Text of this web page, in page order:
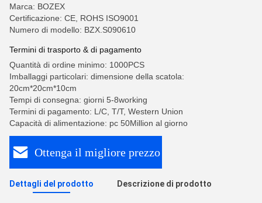
Marca: BOZEX
Certificazione: CE, ROHS ISO9001
Numero di modello: BZX.S090610
Termini di trasporto & di pagamento
Quantità di ordine minimo: 1000PCS
Imballaggi particolari: dimensione della scatola:
20cm*20cm*10cm
Tempi di consegna: giorni 5-8working
Termini di pagamento: L/C, T/T, Western Union
Capacità di alimentazione: pc 50Million al giorno
Ottenga il migliore prezzo
Dettagli del prodotto Descrizione di prodotto